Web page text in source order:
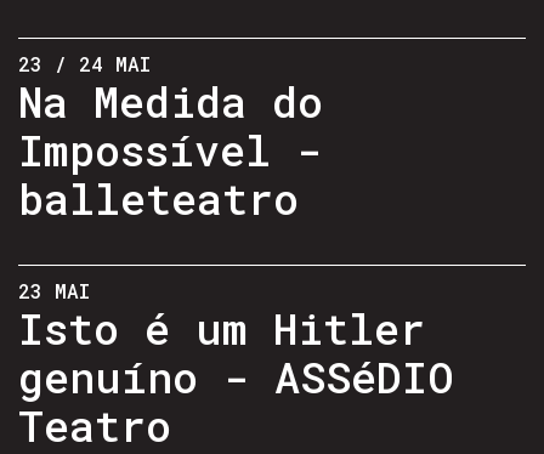
23 / 24 MAI
Na Medida do
Impossível -
balleteatro
23 MAI
Isto é um Hitler
genuíno - ASSéDIO
Teatro